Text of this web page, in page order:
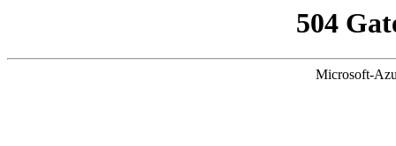
504
Microsoft-